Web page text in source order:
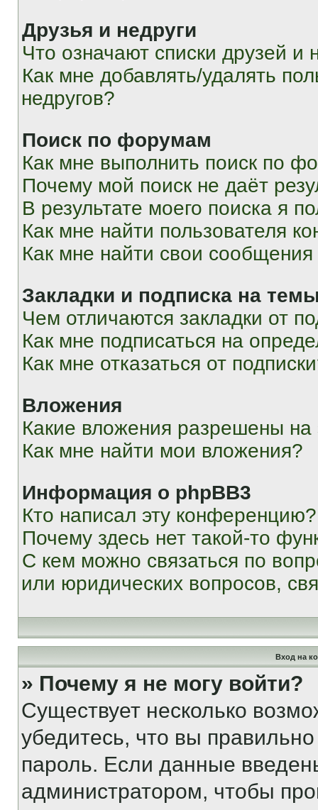
Друзья и недруги
Что означают списки друзей и
Как мне добавлять/удалять
недругов?
Поиск по форумам
Как мне выполнить поиск по
Почему мой поиск не даёт
В результате моего поиска я
Как мне найти пользователя
Как мне найти свои
Закладки и подписка на
Чем отличаются закладки от
Как мне подписаться на
Как мне отказаться от
Вложения
Какие вложения разрешены
Как мне найти мои вложения?
Информация о phpBB3
Кто написал эту конференцию?
Почему здесь нет такой-то
С кем можно связаться по
или юридических вопросов,
Вход на
» Почему я не могу войти?
Существует несколько
убедитесь, что вы
пароль. Если данные
администратором, чтобы